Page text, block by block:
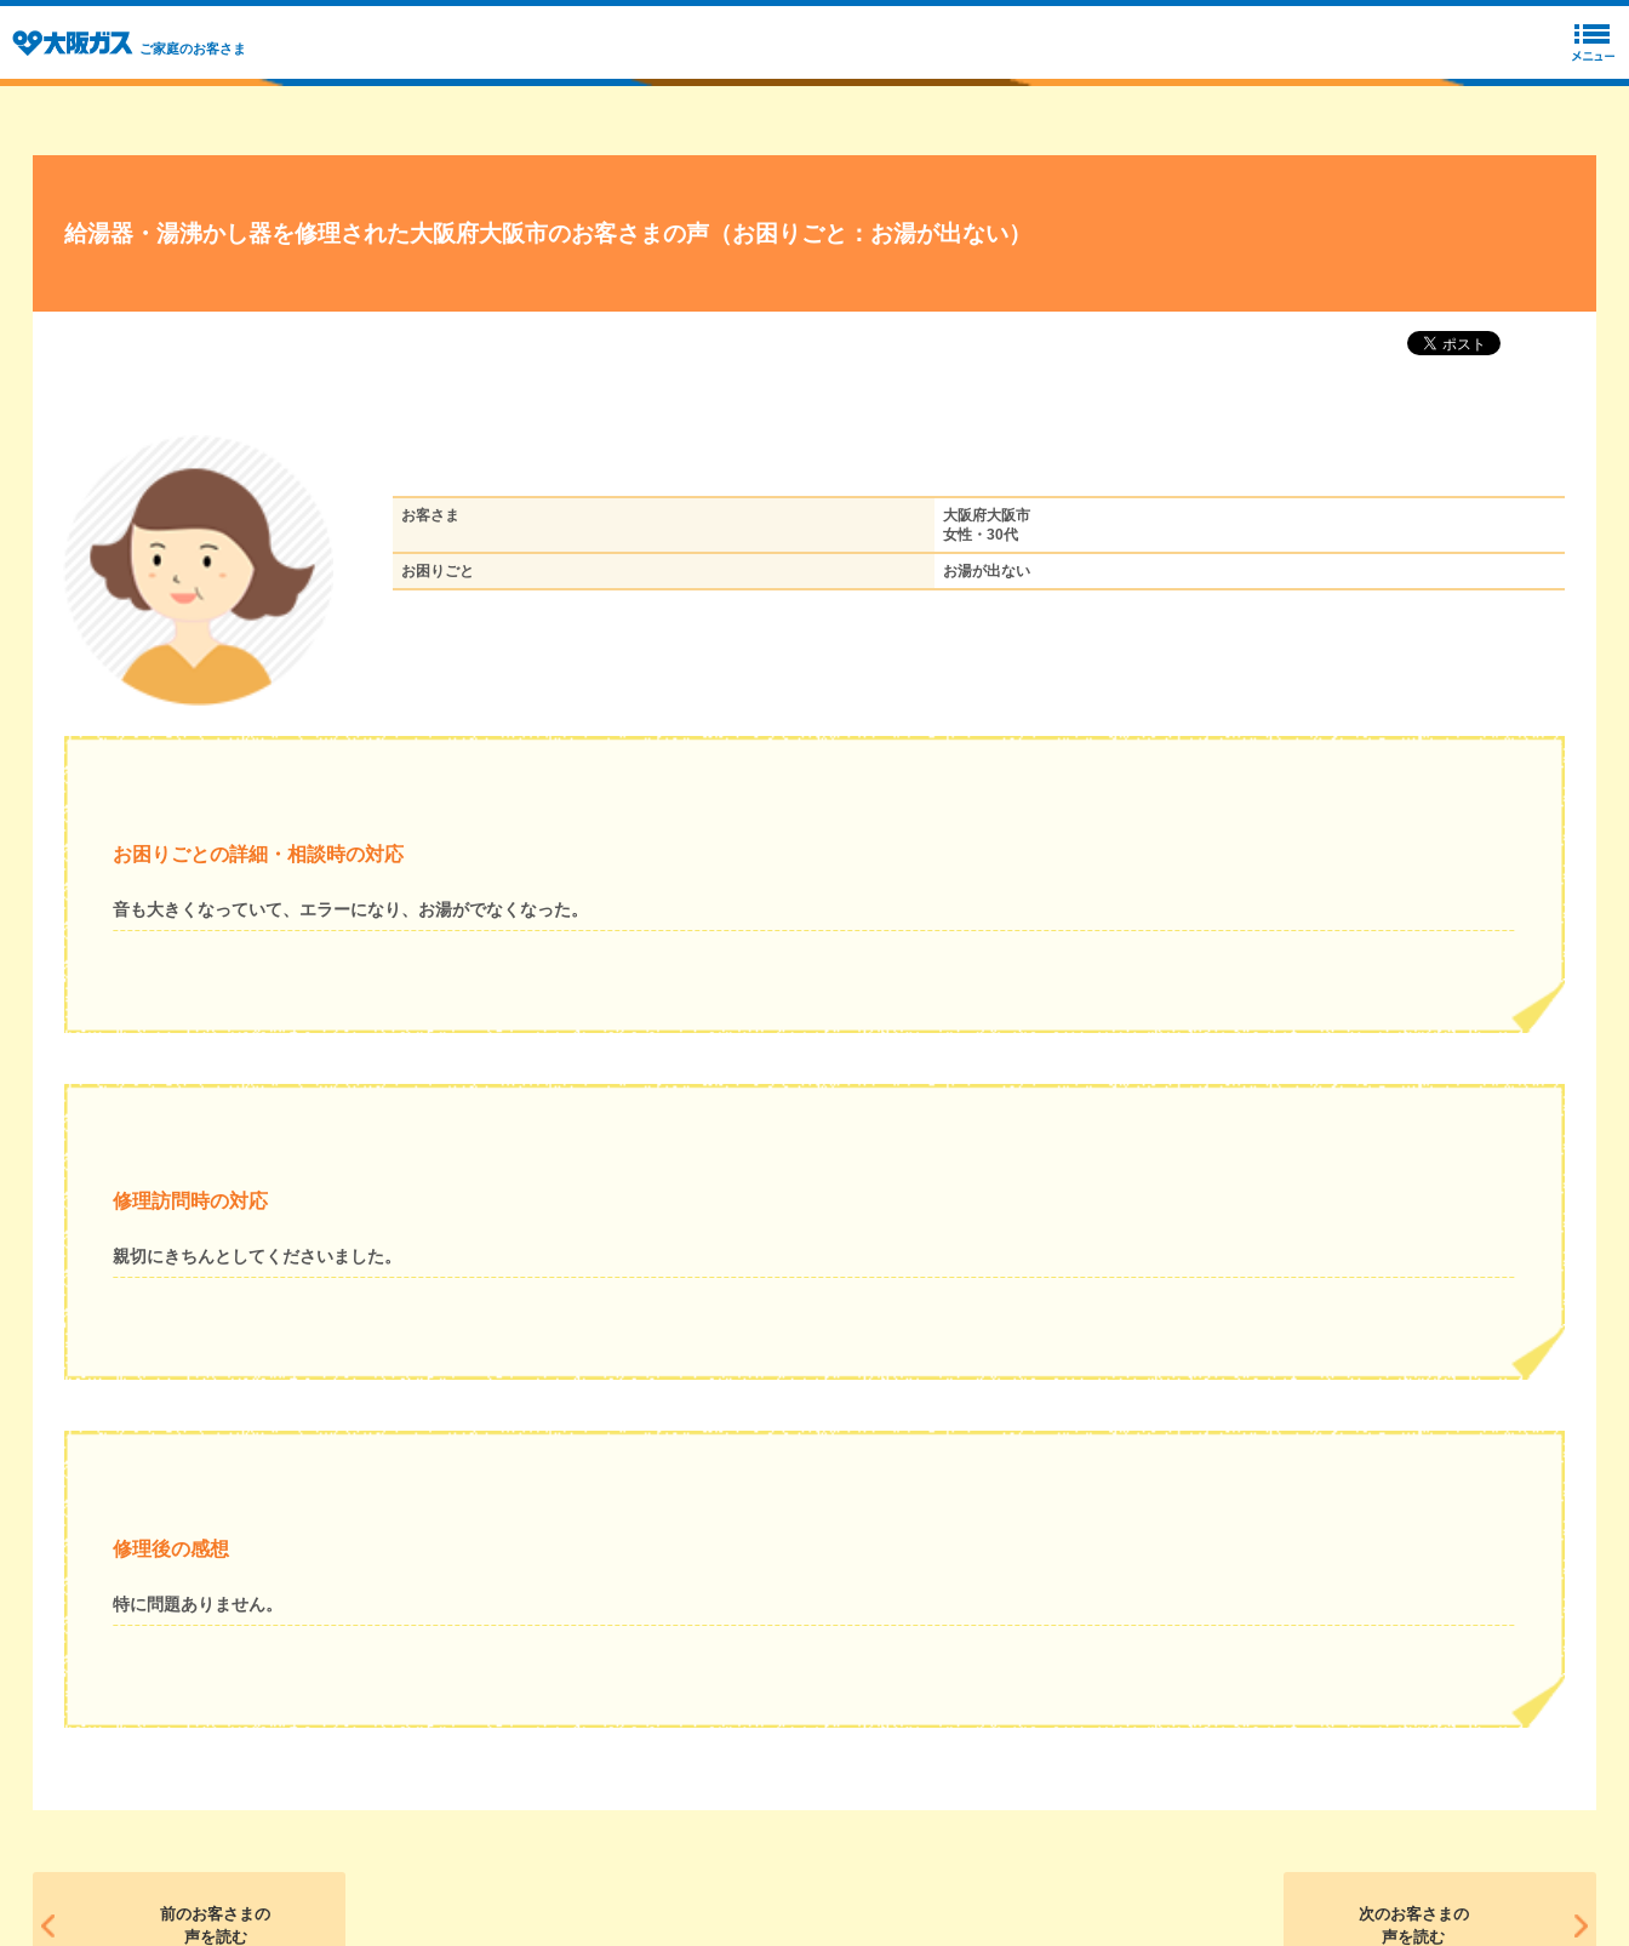
ご家庭のお客さま
給湯器・湯沸かし器を修理された大阪府大阪市のお客さまの声（お困りごと：お湯が出ない）
お客さま
大阪府大阪市
女性・30代
お困りごと お湯が出ない
お困りごとの詳細・相談時の対応
音も大きくなっていて、エラーになり、お湯がでなくなった。
修理訪問時の対応
親切にきちんとしてくださいました。
修理後の感想
特に問題ありません。
前のお客さまの
声を読む
次のお客さまの
声を読む